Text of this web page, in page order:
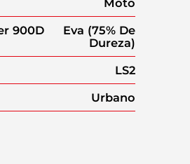
Moto
900D
Eva (75% De
Dureza)
LS2
Urbano